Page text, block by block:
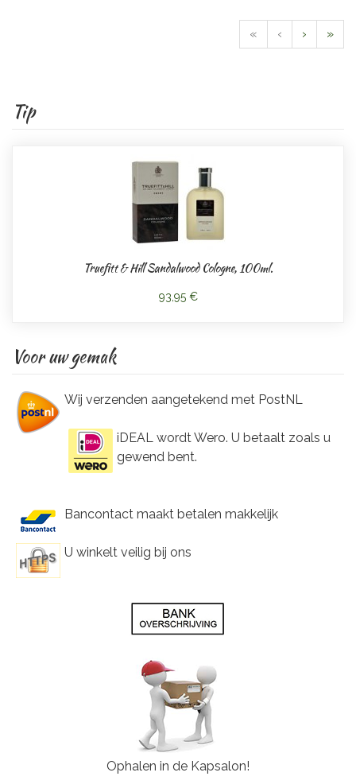
« ‹ › »
Tip
Truefitt & Hill Sandalwood Cologne, 100ml.
93,95 €
Voor uw gemak
Wij verzenden aangetekend met PostNL
iDEAL wordt Wero. U betaalt zoals u
gewend bent.
Bancontact maakt betalen makkelijk
U winkelt veilig bij ons
Ophalen in de Kapsalon!